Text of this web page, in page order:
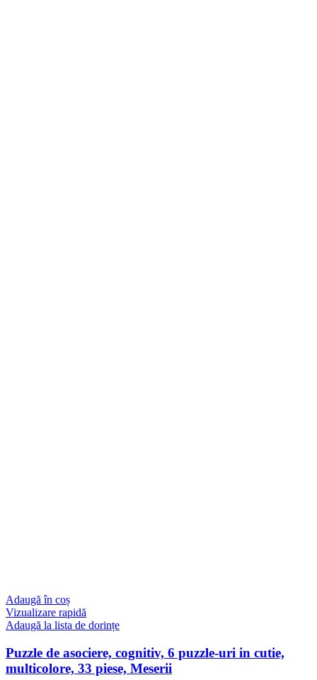
Adaugă în coș
Vizualizare rapidă
Adaugă la lista de dorințe
Puzzle de asociere, cognitiv, 6 puzzle-uri in cutie,
multicolore, 33 piese, Meserii